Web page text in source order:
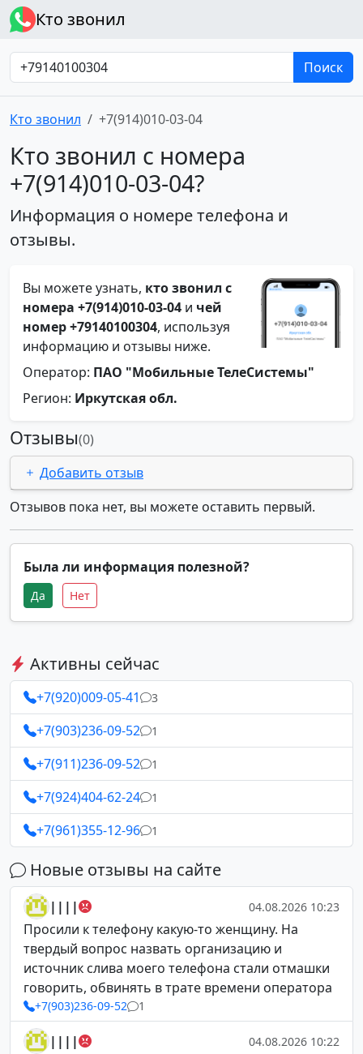
Кто звонил
Поиск
Кто звонил +7(914)010-03-04
Кто звонил с номера
+7(914)010-03-04?
Информация о номере телефона и
отзывы.
Вы можете узнать, кто звонил с
номера +7(914)010-03-04 и чей
номер +79140100304, используя
информацию и отзывы ниже.
Оператор: ПАО "Мобильные ТелеСистемы"
Регион: Иркутская обл.
Отзывы(0)
Добавить отзыв
Отзывов пока нет, вы можете оставить первый.
Была ли информация полезной?
Да Нет
Активны сейчас
+7(920)009-05-41 3
+7(903)236-09-52 1
+7(911)236-09-52 1
+7(924)404-62-24 1
+7(961)355-12-96 1
Новые отзывы на сайте
|||| 04.08.2026 10:23
Просили к телефону какую-то женщину. На
твердый вопрос назвать организацию и
источник слива моего телефона стали отмашки
говорить, обвинять в трате времени оператора
+7(903)236-09-52 1
|||| 04.08.2026 10:22